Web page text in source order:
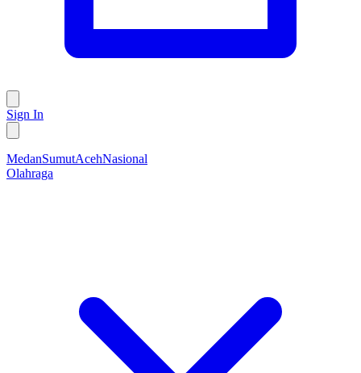
Sign In
MedanSumutAcehNasional
Olahraga